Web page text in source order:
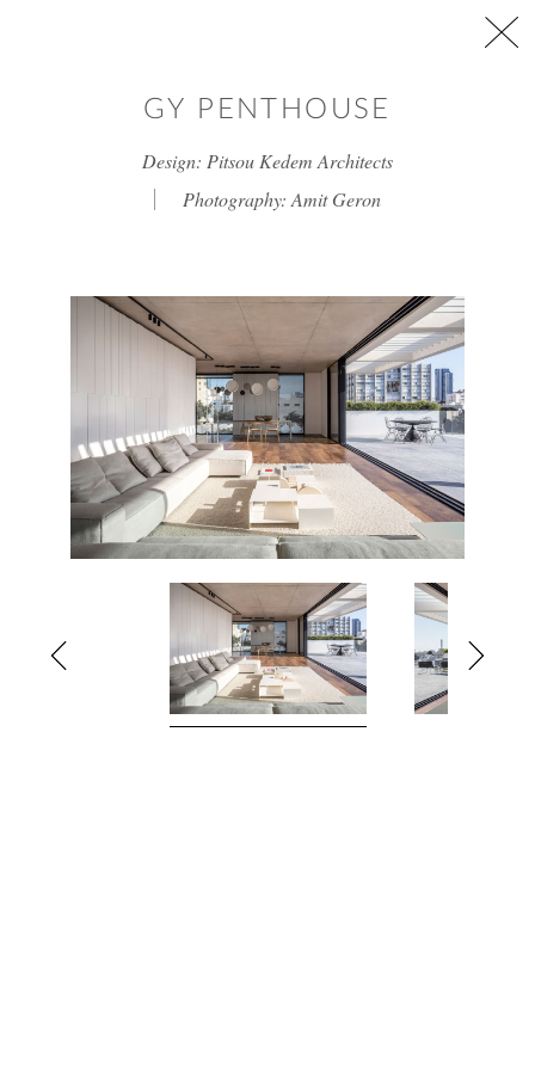
GY PENTHOUSE
Design: Pitsou Kedem Architects
Photography: Amit Geron